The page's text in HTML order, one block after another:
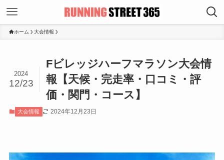
ホーム 大会情報
Fビレッジハーフマラソン大会情
報【天候・完走率・口コミ・評
価・関門・コース】
2024
12/23
大会情報 2024年12月23日